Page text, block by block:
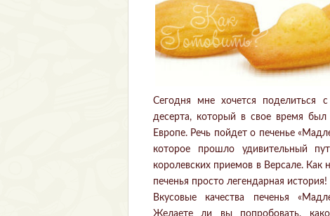
Сегодня мне хочется поделиться
десерта, который в свое время
Европе. Речь пойдет о печенье
которое прошло удивительный
королевских приемов в Версале. Как
печенья просто легендарная история!
Вкусовые качества печенья
Желаете ли вы попробовать,